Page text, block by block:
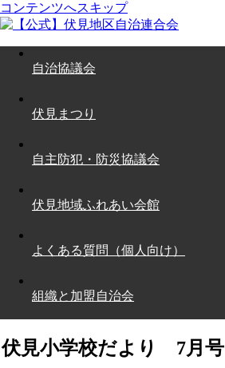
コンテンツへスキップ
自治協議会
伏見まつり
自主防犯・防災協議会
伏見地域ふれあい会館
よくある質問（個人向け）
組織と加盟自治会
伏見小学校だより 7月号